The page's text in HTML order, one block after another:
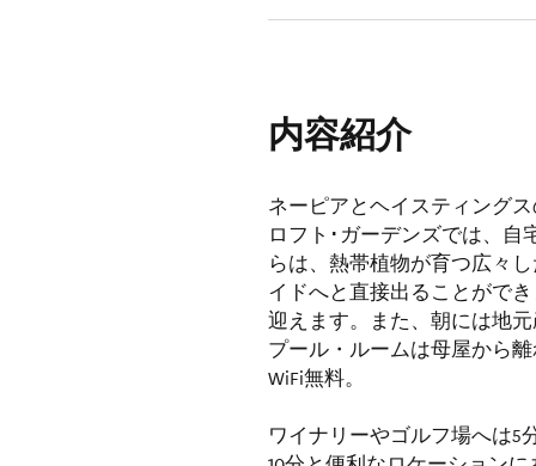
内容紹介
ネーピアとヘイスティング
ロフト･ガーデンズでは、自
らは、熱帯植物が育つ広々
イドへと直接出ることがで
迎えます。また、朝には地
プール・ルームは母屋から
WiFi無料。
ワイナリーやゴルフ場へは5